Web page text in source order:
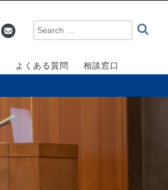
よくある質問 相談窓口